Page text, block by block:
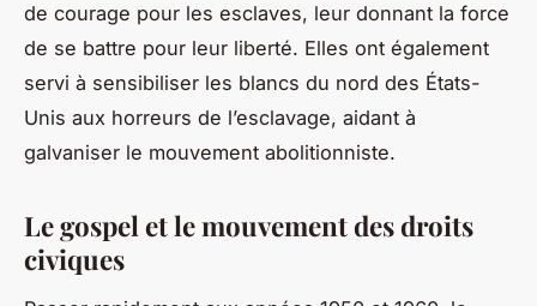
de courage pour les esclaves, leur donnant la force
de se battre pour leur liberté. Elles ont également
servi à sensibiliser les blancs du nord des États-
Unis aux horreurs de l’esclavage, aidant à
galvaniser le mouvement abolitionniste.
Le gospel et le mouvement des droits
civiques